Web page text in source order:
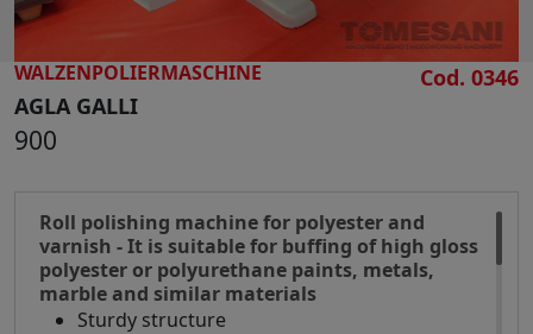
- Arbeitstischhöhe von 950 mm bis 1180 mm
- Durchmesser Saugöffnungen 200 mm
- Außenabmessungen mm 5000 x 2350 x
1750 H
WALZENPOLIERMASCHINE
AGLA GALLI
900
Cod. 0346
Roll polishing machine for polyester and
varnish - It is suitable for buffing of high gloss
polyester or polyurethane paints, metals,
marble and similar materials
Sturdy structure